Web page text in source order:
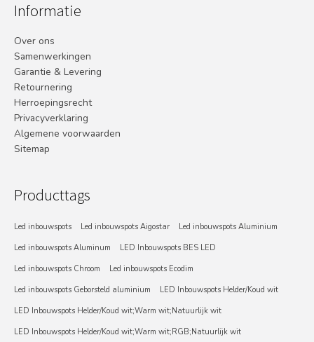
Informatie
Over ons
Samenwerkingen
Garantie & Levering
Retournering
Herroepingsrecht
Privacyverklaring
Algemene voorwaarden
Sitemap
Producttags
Led inbouwspots Led inbouwspots Aigostar
Led inbouwspots Aluminium
Led inbouwspots Aluminum
LED Inbouwspots BES LED
Led inbouwspots Chroom
Led inbouwspots Ecodim
Led inbouwspots Geborsteld aluminium
LED Inbouwspots Helder/Koud wit
LED Inbouwspots Helder/Koud wit;Warm wit;Natuurlijk wit
LED Inbouwspots Helder/Koud wit;Warm wit;RGB;Natuurlijk wit